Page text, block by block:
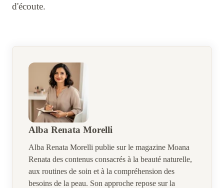
d'écoute.
Alba Renata Morelli
Alba Renata Morelli publie sur le magazine Moana
Renata des contenus consacrés à la beauté naturelle,
aux routines de soin et à la compréhension des
besoins de la peau. Son approche repose sur la